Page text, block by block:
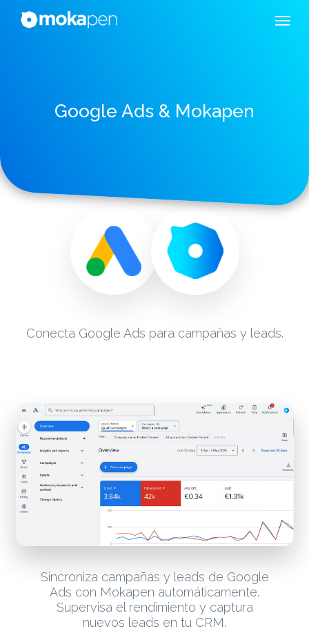
Google Ads & Mokapen
Conecta Google Ads para campañas y leads.
Sincroniza campañas y leads de Google
Ads con Mokapen automáticamente.
Supervisa el rendimiento y captura
nuevos leads en tu CRM.